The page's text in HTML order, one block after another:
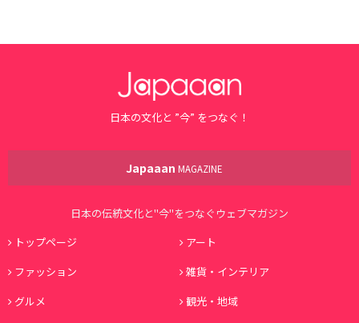
日本の文化と ”今” をつなぐ！
Japaaan MAGAZINE
日本の伝統文化と"今"をつなぐウェブマガジン
トップページ
アート
ファッション
雑貨・インテリア
グルメ
観光・地域